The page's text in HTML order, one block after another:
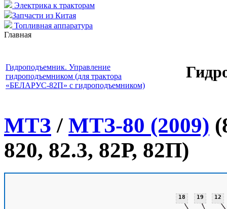
Электрика к тракторам
Запчасти из Китая
Топливная аппаратура
Главная
Гидроподъемник. Управление
гидроподъемником (для трактора
«БЕЛАРУС-82П» с гидроподъемником)
МТЗ / МТЗ-80 (2009)
820, 82.3, 82Р, 82П)
12
18 19